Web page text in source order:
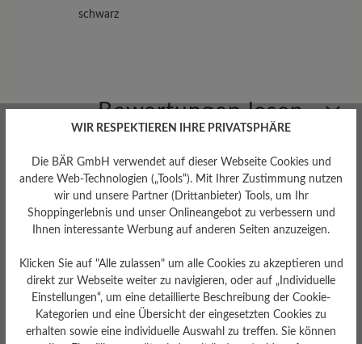
schwarz
Bewertungen lesen
0 von 0 Bewertungen
Durchschnittliche Bewertung
Bewerten Sie dieses Produkt!
Teilen Sie Ihre Erfahrungen mit anderen
Kunden.
WIR RESPEKTIEREN IHRE PRIVATSPHÄRE
Die BÄR GmbH verwendet auf dieser Webseite Cookies und
andere Web-Technologien („Tools“). Mit Ihrer Zustimmung nutzen
wir und unsere Partner (Drittanbieter) Tools, um Ihr
Shoppingerlebnis und unser Onlineangebot zu verbessern und
Ihnen interessante Werbung auf anderen Seiten anzuzeigen.
Klicken Sie auf "Alle zulassen" um alle Cookies zu akzeptieren und
direkt zur Webseite weiter zu navigieren, oder auf „Individuelle
Einstellungen“, um eine detaillierte Beschreibung der Cookie-
Kategorien und eine Übersicht der eingesetzten Cookies zu
erhalten sowie eine individuelle Auswahl zu treffen. Sie können